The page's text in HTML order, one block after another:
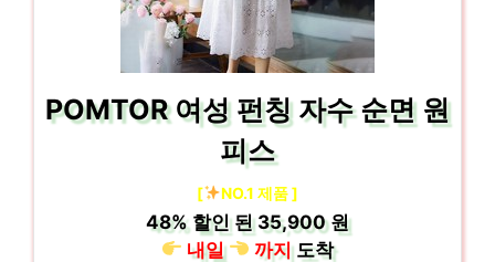
POMTOR 여성 펀칭 자수 순면 원
피스
[ NO.1 제품 ]
48% 할인 된35,900 원
내일
까지도착